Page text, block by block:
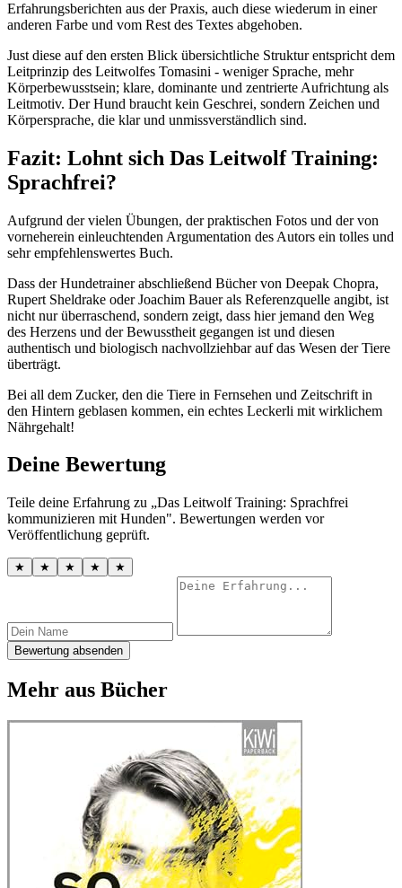
Erfahrungsberichten aus der Praxis, auch diese wiederum in einer
anderen Farbe und vom Rest des Textes abgehoben.
Just diese auf den ersten Blick übersichtliche Struktur entspricht dem
Leitprinzip des Leitwolfes Tomasini - weniger Sprache, mehr
Körperbewusstsein; klare, dominante und zentrierte Aufrichtung als
Leitmotiv. Der Hund braucht kein Geschrei, sondern Zeichen und
Körpersprache, die klar und unmissverständlich sind.
Fazit: Lohnt sich Das Leitwolf Training:
Sprachfrei?
Aufgrund der vielen Übungen, der praktischen Fotos und der von
vorneherein einleuchtenden Argumentation des Autors ein tolles und
sehr empfehlenswertes Buch.
Dass der Hundetrainer abschließend Bücher von Deepak Chopra,
Rupert Sheldrake oder Joachim Bauer als Referenzquelle angibt, ist
nicht nur überraschend, sondern zeigt, dass hier jemand den Weg
des Herzens und der Bewusstheit gegangen ist und diesen
authentisch und biologisch nachvollziehbar auf das Wesen der Tiere
überträgt.
Bei all dem Zucker, den die Tiere in Fernsehen und Zeitschrift in
den Hintern geblasen kommen, ein echtes Leckerli mit wirklichem
Nährgehalt!
Deine Bewertung
Teile deine Erfahrung zu „Das Leitwolf Training: Sprachfrei
kommunizieren mit Hunden". Bewertungen werden vor
Veröffentlichung geprüft.
★ ★ ★ ★ ★
Bewertung absenden
Mehr aus Bücher